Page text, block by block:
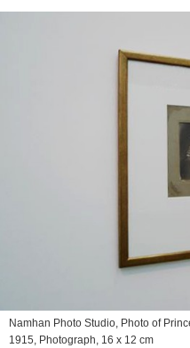
Namhan Photo Studio, Photo of
1915, Photograph, 16 x 12 cm